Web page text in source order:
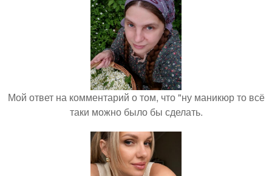
Мой ответ на комментарий о том, что "ну маникюр то всё
таки можно было бы сделать.